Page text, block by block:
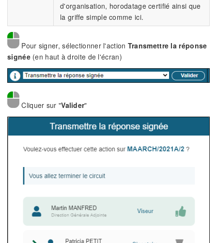
d'organisation, horodatage certifié ainsi que
la griffe simple comme ici.
Pour signer, sélectionner l'action Transmettre la réponse
signée(en haut à droite de l'écran)
Cliquer sur "Valider"